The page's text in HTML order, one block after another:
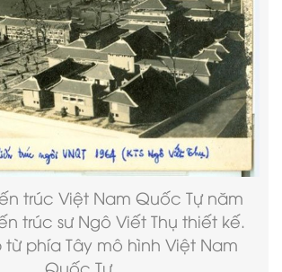
trúc Việt Nam Quốc Tự năm
trúc sư Ngô Viết Thụ thiết kế.
phía Tây mô hình Việt Nam
Quốc Tự.